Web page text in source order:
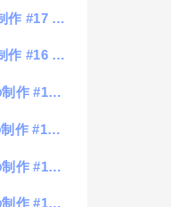
ーラップ処理
のリスト表示
アイコン移動
コン入れてみた
の整列
タ保持機能